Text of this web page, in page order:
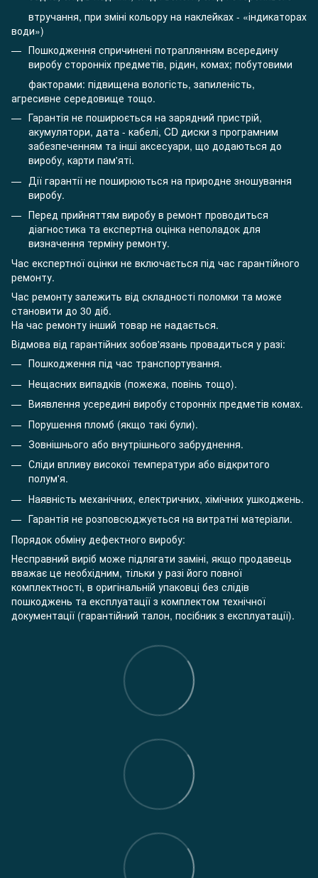
втручання, при зміні кольору на наклейках - «індикаторах
води»)
Пошкодження спричинені потраплянням всередину
виробу сторонніх предметів, рідин, комах; побутовими
факторами: підвищена вологість, запиленість,
агресивне середовище тощо.
Гарантія не поширюється на зарядний пристрій,
акумулятори, дата - кабелі, CD диски з програмним
забезпеченням та інші аксесуари, що додаються до
виробу, карти пам'яті.
Дії гарантії не поширюються на природне зношування
виробу.
Перед прийняттям виробу в ремонт проводиться
діагностика та експертна оцінка неполадок для
визначення терміну ремонту.
Час експертної оцінки не включається під час гарантійного
ремонту.
Час ремонту залежить від складності поломки та може
становити до 30 діб.
На час ремонту інший товар не надається.
Відмова від гарантійних зобов'язань провадиться у разі:
Пошкодження під час транспортування.
Нещасних випадків (пожежа, повінь тощо).
Виявлення усередині виробу сторонніх предметів комах.
Порушення пломб (якщо такі були).
Зовнішнього або внутрішнього забруднення.
Сліди впливу високої температури або відкритого
полум'я.
Наявність механічних, електричних, хімічних ушкоджень.
Гарантія не розповсюджується на витратні матеріали.
Порядок обміну дефектного виробу:
Несправний виріб може підлягати заміні, якщо продавець
вважає це необхідним, тільки у разі його повної
комплектності, в оригінальній упаковці без слідів
пошкоджень та експлуатації з комплектом технічної
документації (гарантійний талон, посібник з експлуатації).